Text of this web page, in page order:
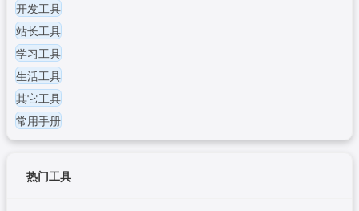
开发工具
站长工具
学习工具
生活工具
其它工具
常用手册
热门工具